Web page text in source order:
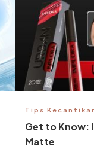
Tips
Get to Know:
Matte